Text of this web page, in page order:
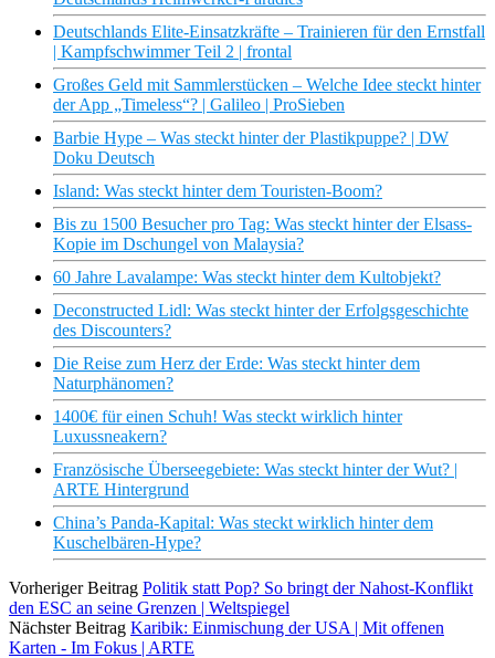
Deutschlands Elite-Einsatzkräfte – Trainieren für den Ernstfall
| Kampfschwimmer Teil 2 | frontal
Großes Geld mit Sammlerstücken – Welche Idee steckt hinter
der App „Timeless“? | Galileo | ProSieben
Barbie Hype – Was steckt hinter der Plastikpuppe? | DW
Doku Deutsch
Island: Was steckt hinter dem Touristen-Boom?
Bis zu 1500 Besucher pro Tag: Was steckt hinter der Elsass-
Kopie im Dschungel von Malaysia?
60 Jahre Lavalampe: Was steckt hinter dem Kultobjekt?
Deconstructed Lidl: Was steckt hinter der Erfolgsgeschichte
des Discounters?
Die Reise zum Herz der Erde: Was steckt hinter dem
Naturphänomen?
1400€ für einen Schuh! Was steckt wirklich hinter
Luxussneakern?
Französische Überseegebiete: Was steckt hinter der Wut? |
ARTE Hintergrund
China’s Panda-Kapital: Was steckt wirklich hinter dem
Kuschelbären-Hype?
Vorheriger Beitrag Politik statt Pop? So bringt der Nahost-Konflikt
den ESC an seine Grenzen | Weltspiegel
Nächster Beitrag Karibik: Einmischung der USA | Mit offenen
Karten - Im Fokus | ARTE